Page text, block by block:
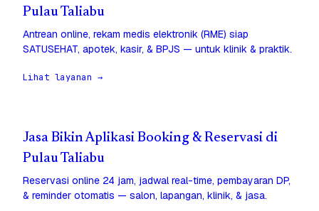
Pulau Taliabu
Antrean online, rekam medis elektronik (RME) siap
SATUSEHAT, apotek, kasir, & BPJS — untuk klinik & praktik.
Lihat layanan →
Jasa Bikin Aplikasi Booking & Reservasi di
Pulau Taliabu
Reservasi online 24 jam, jadwal real-time, pembayaran DP,
& reminder otomatis — salon, lapangan, klinik, & jasa.